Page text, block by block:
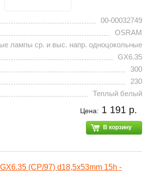
00-00032749
OSRAM
лампы ср. и выс. напр. одноцокольные
GX6.35
300
230
Теплый белый
Цена: 1 191 р.
В корзину
(CP/97) d18,5x53mm 15h -